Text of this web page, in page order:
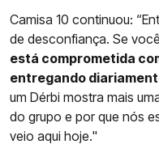
Camisa 10 continuou:
de desconfiança. Se
está comprometida
entregando
um Dérbi mostra mais
do grupo e por que nós
veio aqui hoje."